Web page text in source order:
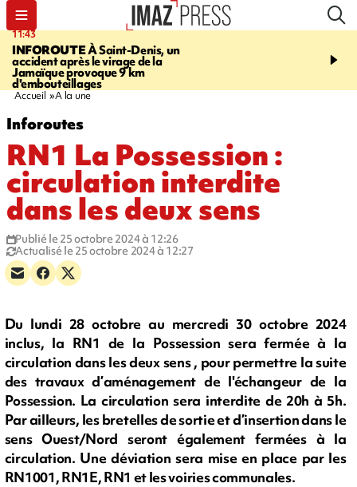
11:43
INFOROUTEÀ Saint-Denis, un
accident après le virage de la
Jamaïque provoque 9 km
d'embouteillages
16:35
gendarmes évacuent
Accueil A la une
Inforoutes
RN1 La Possession :
circulation interdite
dans les deux sens
Publié le 25 octobre 2024 à 12:26
Actualisé le 25 octobre 2024 à 12:27
Du lundi 28 octobre au mercredi 30 octobre 2024
inclus, la RN1 de la Possession sera fermée à la
circulation dans les deux sens , pour permettre la suite
des travaux d’aménagement de l'échangeur de la
Possession. La circulation sera interdite de 20h à 5h.
Par ailleurs, les bretelles de sortie et d’insertion dans le
sens Ouest/Nord seront également fermées à la
circulation. Une déviation sera mise en place par les
RN1001, RN1E, RN1 et les voiries communales.